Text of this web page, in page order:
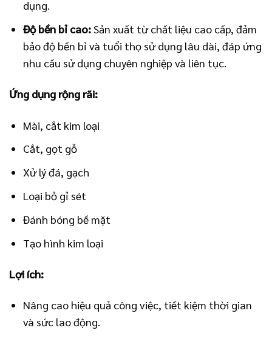
dụng.
Độ bền bỉ cao:Sản xuất từ chất liệu cao cấp, đảm
bảo độ bền bỉ và tuổi thọ sử dụng lâu dài, đáp ứng
nhu cầu sử dụng chuyên nghiệp và liên tục.
Ứng dụng rộng rãi:
Mài, cắt kim loại
Cắt, gọt gỗ
Xử lý đá, gạch
Loại bỏ gỉ sét
Đánh bóng bề mặt
Tạo hình kim loại
Lợi ích:
Nâng cao hiệu quả công việc, tiết kiệm thời gian
và sức lao động.